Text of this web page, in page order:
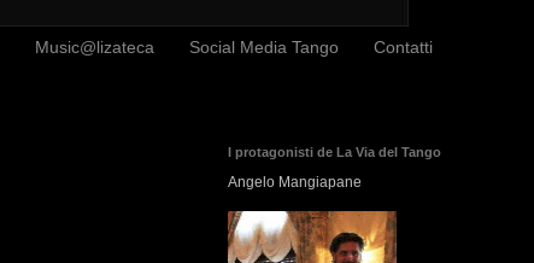
Music@lizateca Social Media Tango Contatti
I protagonisti de La Via del Tango
Angelo Mangiapane